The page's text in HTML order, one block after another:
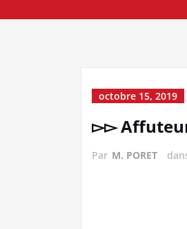
octobre 15, 2019
▻▻
Par M. PORET